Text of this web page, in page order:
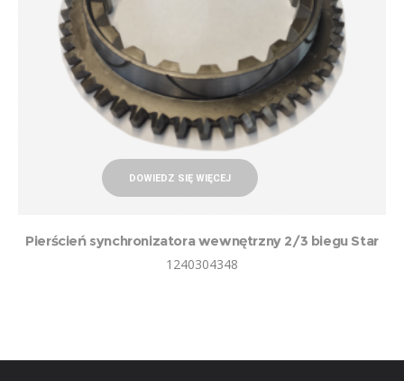
DOWIEDZ SIĘ WIĘCEJ
Pierścień synchronizatora wewnętrzny 2/3 biegu Star
1240304348